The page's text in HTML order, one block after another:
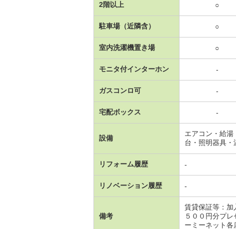
2階以上 ○
駐車場（近隣含） ○
室内洗濯機置き場 ○
モニタ付インターホン -
ガスコンロ可 -
宅配ボックス -
設備
エアコン・給
台・照明器具
リフォーム履歴 -
リノベーション履歴 -
備考
賃貸保証等：加
５００円分プ
ーミーネット各